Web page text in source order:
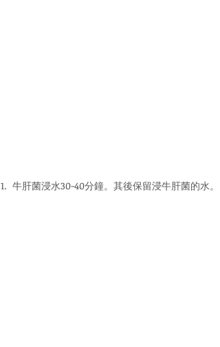
1.  牛肝菌浸水30-40分鐘。其後保留浸牛肝菌的水。